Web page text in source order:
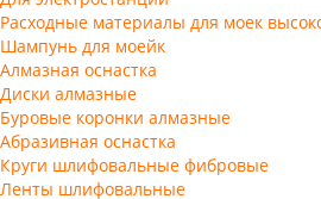
Расходные материалы для моек
Шампунь для моейк
Алмазная оснастка
Диски алмазные
Буровые коронки алмазные
Абразивная оснастка
Круги шлифовальные фибровые
Ленты шлифовальные